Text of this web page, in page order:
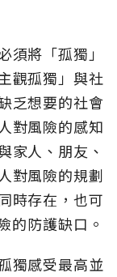
須將「孤獨」
觀孤獨」與社
乏想要的社會
對風險的感知
家人、朋友、
對風險的規劃
時存在，也可
的防護缺口。
獨感受最高並